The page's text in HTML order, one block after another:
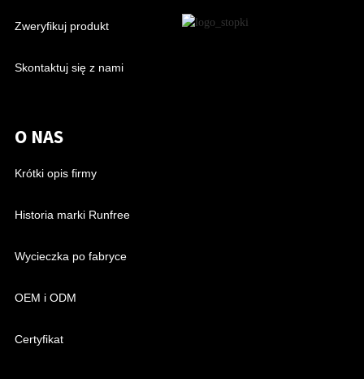
Zweryfikuj produkt
Skontaktuj się z nami
O NAS
Krótki opis firmy
Historia marki Runfree
Wycieczka po fabryce
OEM i ODM
Certyfikat